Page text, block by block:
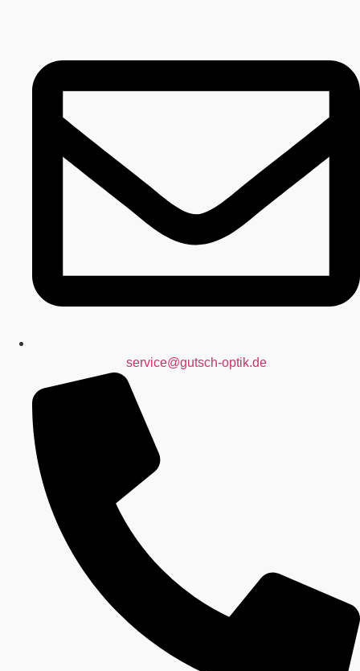
service@gutsch-optik.de